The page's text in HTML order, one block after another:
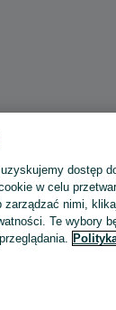
dostęp
w celu
nimi,
Te wybory